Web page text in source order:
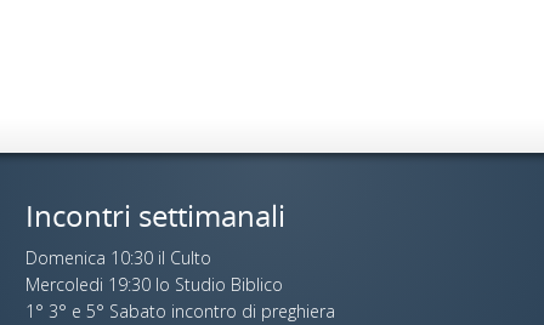
Incontri settimanali
Domenica 10:30 il Culto
Mercoledi 19:30 lo Studio Biblico
1° 3° e 5° Sabato incontro di preghiera